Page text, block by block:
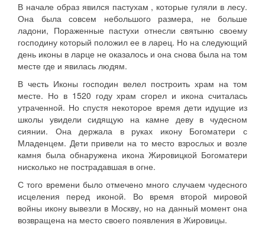
В начале образ явился пастухам , которые гуляли в лесу.
Она была совсем небольшого размера, не больше
ладони, Пораженные пастухи отнесли святыню своему
господину который положил ее в ларец. Но на следующий
день иконы в ларце не оказалось и она снова была на том
месте где и явилась людям.
В честь Иконы господин велел построить храм на том
месте. Но в 1520 году храм сгорел и икона считалась
утраченной. Но спустя некоторое время дети идущие из
школы увидели сидящую на камне деву в чудесном
сиянии. Она держала в руках икону Богоматери с
Младенцем. Дети привели на то место взрослых и возле
камня была обнаружена икона Жировицкой Богоматери
нисколько не пострадавшая в огне.
С того времени было отмечено много случаем чудесного
исцеления перед иконой. Во время второй мировой
войны икону вывезли в Москву, но на данный момент она
возвращена на место своего появления в Жировицы.